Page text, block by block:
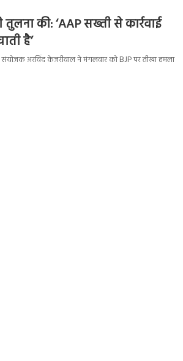
की: ‘AAP सख्ती से कार्रवाई
है’
संयोजक अरविंद केजरीवाल ने मंगलवार को BJP पर तीखा हमला